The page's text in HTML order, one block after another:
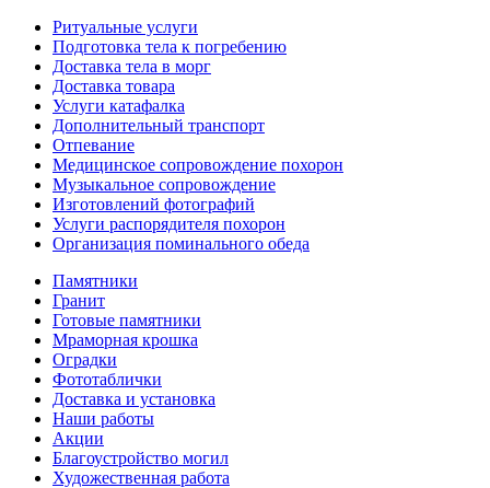
Ритуальные услуги
Подготовка тела к погребению
Доставка тела в морг
Доставка товара
Услуги катафалка
Дополнительный транспорт
Отпевание
Медицинское сопровождение похорон
Музыкальное сопровождение
Изготовлений фотографий
Услуги распорядителя похорон
Организация поминального обеда
Памятники
Гранит
Готовые памятники
Мраморная крошка
Оградки
Фототаблички
Доставка и установка
Наши работы
Акции
Благоустройство могил
Художественная работа